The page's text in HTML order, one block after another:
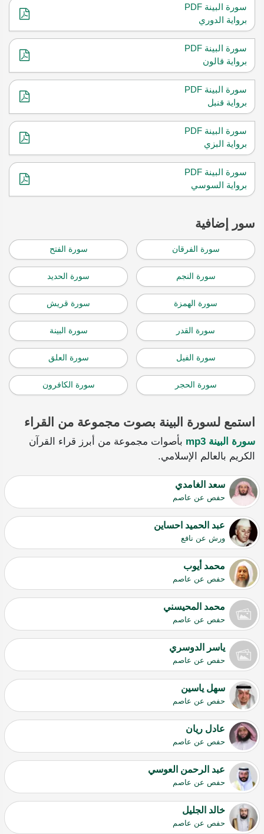
سورة البينة PDF
برواية الدوري
سورة البينة PDF
برواية قالون
سورة البينة PDF
برواية قنبل
سورة البينة PDF
برواية البزي
سورة البينة PDF
برواية السوسي
سور إضافية
سورة الفرقان سورة الفتح
سورة النجم سورة الحديد
سورة الهمزة سورة قريش
سورة القدر سورة البينة
سورة الفيل سورة العلق
سورة الحجر سورة الكافرون
استمع لسورة البينة بصوت مجموعة من القراء
سورة البينة mp3
بأصوات مجموعة من أبرز قراء القرآن
الكريم بالعالم الإسلامي.
سعد الغامدي
حفص عن عاصم
عبد الحميد احساين
ورش عن نافع
محمد أيوب
حفص عن عاصم
محمد المحيسني
حفص عن عاصم
ياسر الدوسري
حفص عن عاصم
سهل ياسين
حفص عن عاصم
عادل ريان
حفص عن عاصم
عبد الرحمن العوسي
حفص عن عاصم
خالد الجليل
حفص عن عاصم